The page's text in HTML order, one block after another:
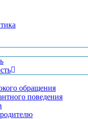
обращения
поведения